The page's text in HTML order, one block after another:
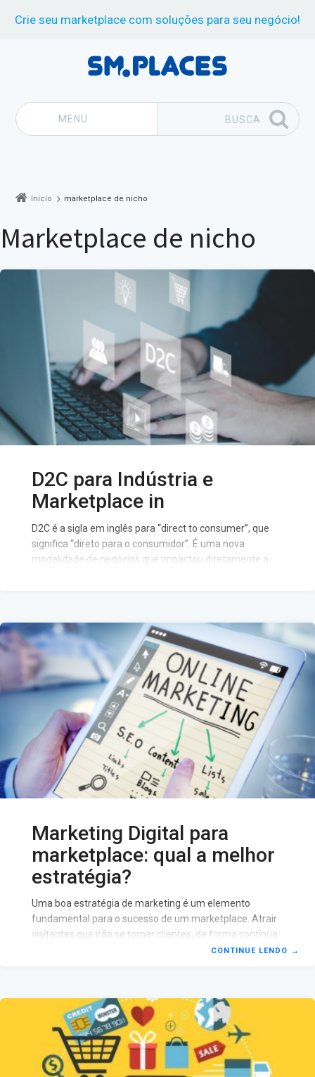
Crie seu marketplace com soluções para seu negócio!
MENU BUSCA
Início marketplace de nicho
marketplace de nicho
D2C para Indústria e
Marketplace in
D2C é a sigla em inglês para “direct to consumer”, que
significa “direto para o consumidor”. É uma nova
modalidade de negócios que impactou diretamente a
Marketing Digital para
marketplace: qual a melhor
estratégia?
Uma boa estratégia de marketing é um elemento
fundamental para o sucesso de um marketplace. Atrair
visitantes que irão se tornar clientes, de forma contínua
e exponencial, é o oxigênio para que gere valor para seus
tráfego – não existem compradores e nem
faturamento. O Marketing Digital é um dos mais
escaláveis canais para aquisição de clientes. Com ele,
fica mais fácil mensurar resultados e controlar o retorno
CONTINUE LENDO →